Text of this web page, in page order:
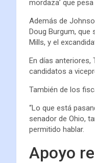
mordaza’ que
Además de
Doug Burgum,
Mills, y el
En días anteriores,
candidatos a
También de los
“Lo que está
senador de Ohio,
permitido hablar.
Apoyo